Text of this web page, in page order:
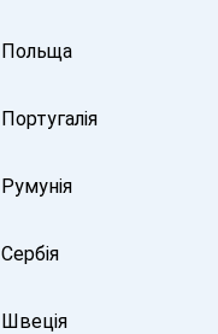
Польща
Португалія
Румунія
Сербія
Швеція